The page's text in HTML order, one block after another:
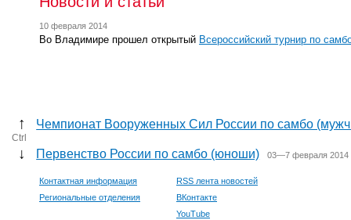
10 февраля 2014
Во Владимире прошел открытый Всероссийский турнир по
↑ Чемпионат Вооруженных Сил России по самбо
Ctrl
↓ Первенство России по самбо (юноши) 03—7 февраля 2014
Контактная информация
Региональные отделения
RSS лента новостей
ВКонтакте
YouTube